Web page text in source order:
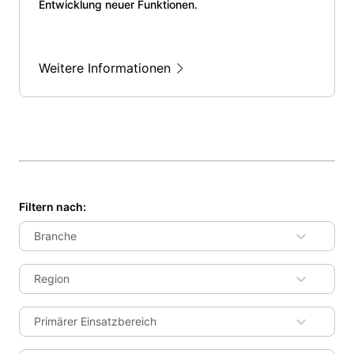
Entwicklung neuer Funktionen.
Weitere Informationen
Filtern nach:
Branche
Region
Primärer Einsatzbereich